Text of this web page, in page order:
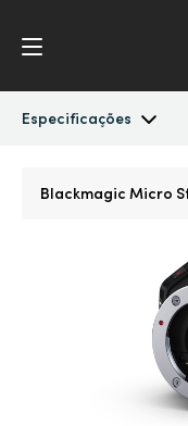
Especificações
Blackmagic Micro